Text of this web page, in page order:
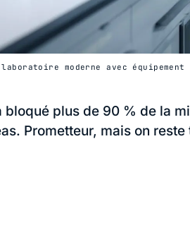
moderne avec équipement
bloqué plus de 90 % de la
Prometteur, mais on reste